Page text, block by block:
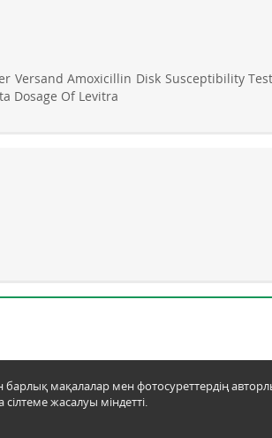
Versand Amoxicillin Disk Susceptibility Test
Dosage Of Levitra
мақалалар мен фотосуреттердің
жасалуы міндетті.